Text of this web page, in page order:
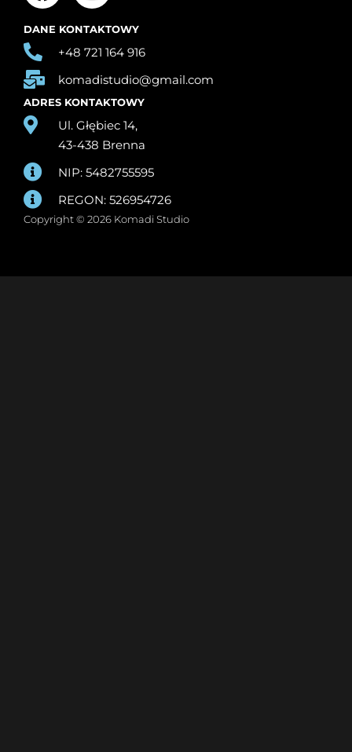
DANE KONTAKTOWY
+48 721 164 916
komadistudio@gmail.com
ADRES KONTAKTOWY
Ul. Głębiec 14,
43-438 Brenna
NIP: 5482755595
REGON: 526954726
Copyright © 2026 Komadi Studio